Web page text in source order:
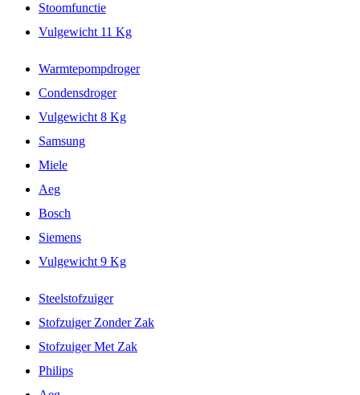
Stoomfunctie
Vulgewicht 11 Kg
Warmtepompdroger
Condensdroger
Vulgewicht 8 Kg
Samsung
Miele
Aeg
Bosch
Siemens
Vulgewicht 9 Kg
Steelstofzuiger
Stofzuiger Zonder Zak
Stofzuiger Met Zak
Philips